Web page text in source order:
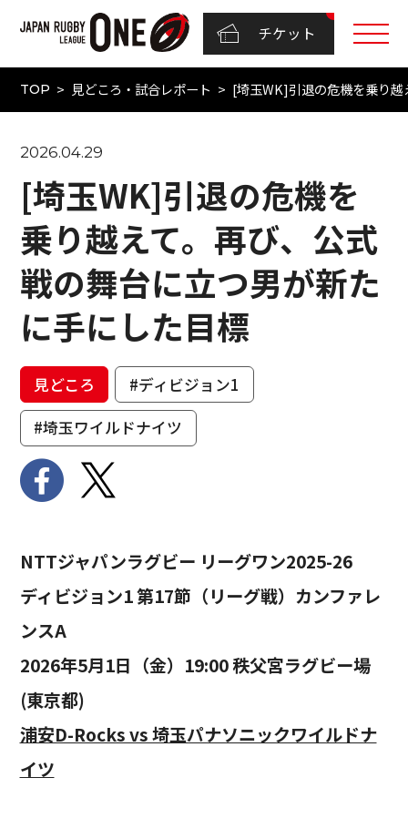
チケット
TOP 見どころ・試合レポート [埼玉WK]引退の危機を乗り
2026.04.29
[埼玉WK]引退の危機を
乗り越えて。再び、公式
戦の舞台に立つ男が新た
に手にした目標
見どころ
#ディビジョン1
#埼玉ワイルドナイツ
NTTジャパンラグビー リーグワン2025-26
ディビジョン1 第17節（リーグ戦）カンファレ
ンスA
2026年5月1日（金）19:00 秩父宮ラグビー場
(東京都)
浦安D-Rocks vs 埼玉パナソニックワイルドナ
イツ